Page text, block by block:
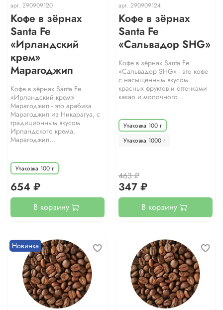
арт. 290909120
Кофе в зёрнах
Santa Fe
«Ирландский
крем»
Марагоджип
Кофе в зёрнах Santa Fe
«Ирландский крем»
Марагоджип - это арабика
Марагоджип из Никарагуа, с
традиционным вкусом
Ирландского крема.
Марагоджип...
Упаковка 100 г
654 ₽
В корзину
арт. 290909124
Кофе в зёрнах
Santa Fe
«Сальвадор SHG»
Кофе в зёрнах Santa Fe
«Сальвадор SHG» - это кофе
с насыщенным вкусом
красных фруктов и оттенками
какао и молочного...
Упаковка 100 г
Упаковка 1000 г
463 ₽
347 ₽
В корзину
Новинка